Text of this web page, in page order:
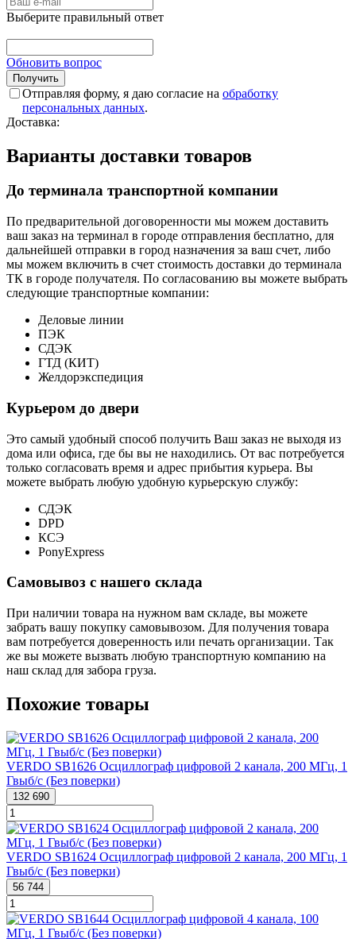
Выберите правильный ответ
Обновить вопрос
Отправляя форму, я даю согласие на обработку
персональных данных.
Доставка:
Варианты доставки товаров
До терминала транспортной компании
По предварительной договоренности мы можем доставить
ваш заказ на терминал в городе отправления бесплатно, для
дальнейшей отправки в город назначения за ваш счет, либо
мы можем включить в счет стоимость доставки до терминала
ТК в городе получателя. По согласованию вы можете выбрать
следующие транспортные компании:
Деловые линии
ПЭК
СДЭК
ГТД (КИТ)
Желдорэкспедиция
Курьером до двери
Это самый удобный способ получить Ваш заказ не выходя из
дома или офиса, где бы вы не находились. От вас потребуется
только согласовать время и адрес прибытия курьера. Вы
можете выбрать любую удобную курьерскую службу:
СДЭК
DPD
КСЭ
PonyExpress
Самовывоз с нашего склада
При наличии товара на нужном вам складе, вы можете
забрать вашу покупку самовывозом. Для получения товара
вам потребуется доверенность или печать организации. Так
же вы можете вызвать любую транспортную компанию на
наш склад для забора груза.
Похожие товары
VERDO SB1626 Осциллограф цифровой 2 канала, 200 МГц, 1
Гвыб/с (Без поверки)
132 690
VERDO SB1624 Осциллограф цифровой 2 канала, 200 МГц, 1
Гвыб/с (Без поверки)
56 744